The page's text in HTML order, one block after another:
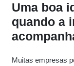
Uma boa
quando a
Muitas empresas